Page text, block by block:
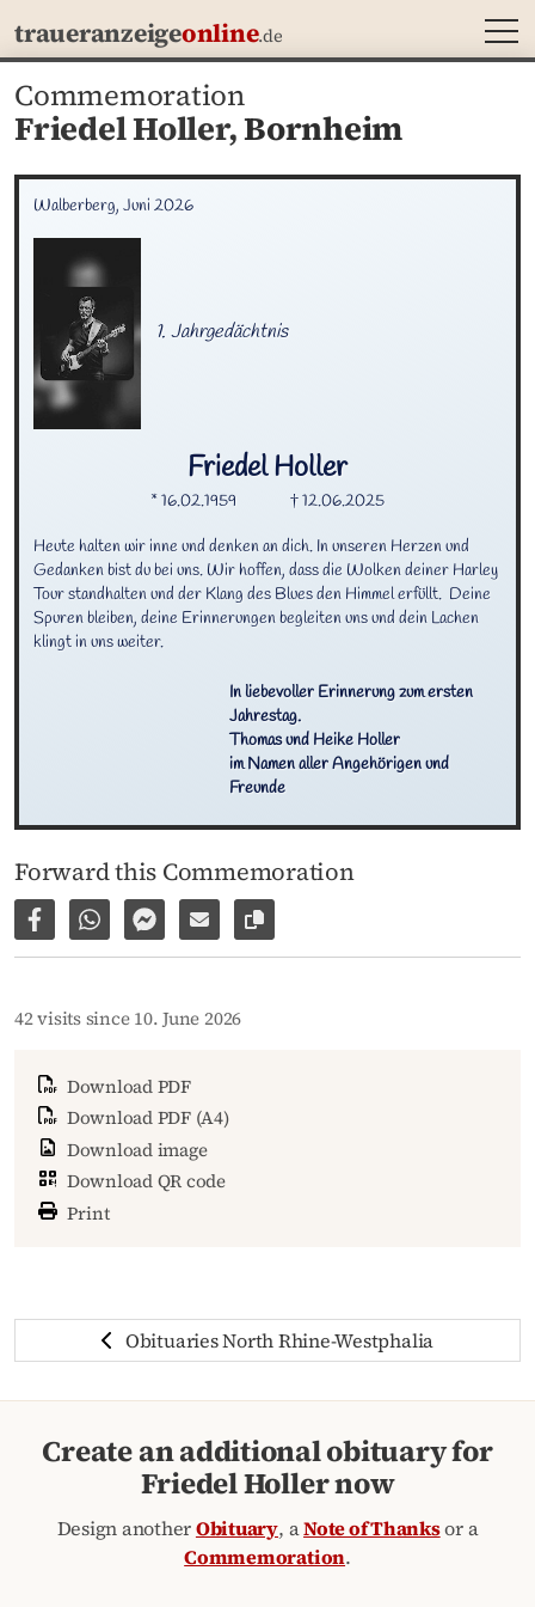
traueranzeigeonline.de
Commemoration
Friedel Holler,Bornheim
Walberberg, Juni 2026
1. Jahrgedächtnis
Friedel Holler
* 16.02.1959 † 12.06.2025
Heute halten wir inne und denken an dich. In unseren Herzen und
Gedanken bist du bei uns. Wir hoffen, dass die Wolken deiner Harley
Tour standhalten und der Klang des Blues den Himmel erfüllt.  Deine
Spuren bleiben, deine Erinnerungen begleiten uns und dein Lachen
klingt in uns weiter.
In liebevoller Erinnerung zum ersten
Jahrestag.
Thomas und Heike Holler
im Namen aller Angehörigen und
Freunde
Forward this Commemoration
Share on Facebook
Share via WhatsApp
Share via Facebook Messenger
Share via E-Mail
Copy link to page
42 visits since 10. June 2026
Download PDF
Download PDF (A4)
Download image
Download QR code
Print
Obituaries North Rhine-Westphalia
Create an additional obituary for
Friedel Holler now
Design anotherObituary, aNote of Thanksor a
Commemoration.